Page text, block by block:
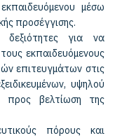
μέσω
προσέγγισης.
για να
εκπαιδευόμενους
επιτευγμάτων στις
υψηλού
προς βελτίωση της
πόρους και